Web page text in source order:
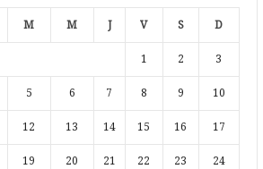
M M J V S D
1 2 3
5 6 7 8 9 10
12 13 14 15 16 17
19 20 21 22 23 24